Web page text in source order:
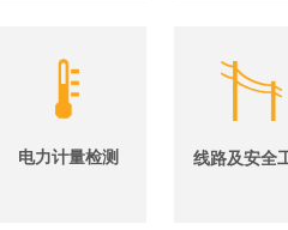
电力计量检测 线路及安全